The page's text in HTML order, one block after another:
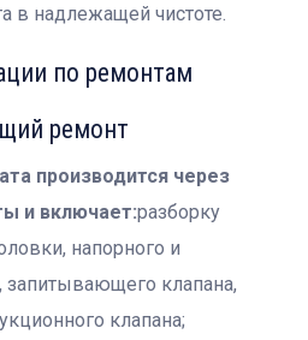
в надлежащей чистоте.
по ремонтам
ремонт
производится через
и включает:разборку
напорного и
клапана,
клапана;